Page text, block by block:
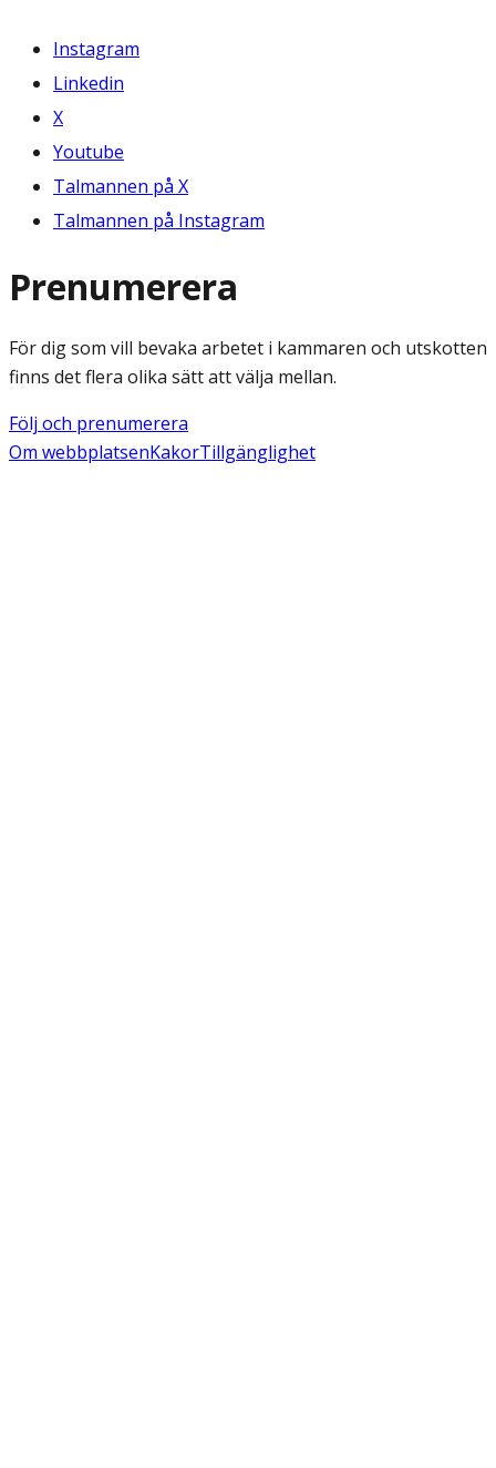
Instagram
Linkedin
X
Youtube
Talmannen på X
Talmannen på Instagram
Prenumerera
För dig som vill bevaka arbetet i kammaren och utskotten
finns det flera olika sätt att välja mellan.
Följ och prenumerera
Om webbplatsenKakorTillgänglighet